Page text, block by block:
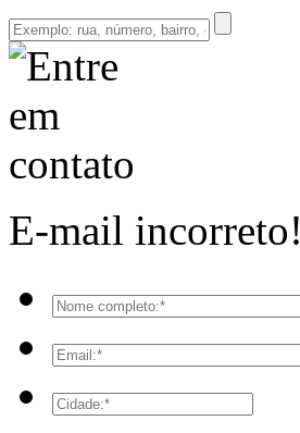
E-mail incorreto!